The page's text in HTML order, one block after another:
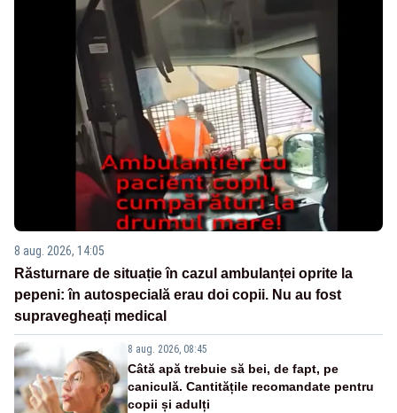
8 aug. 2026, 14:05
Răsturnare de situație în cazul ambulanței oprite la
pepeni: în autospecială erau doi copii. Nu au fost
supravegheați medical
8 aug. 2026, 08:45
Câtă apă trebuie să bei, de fapt, pe
caniculă. Cantitățile recomandate pentru
copii și adulți